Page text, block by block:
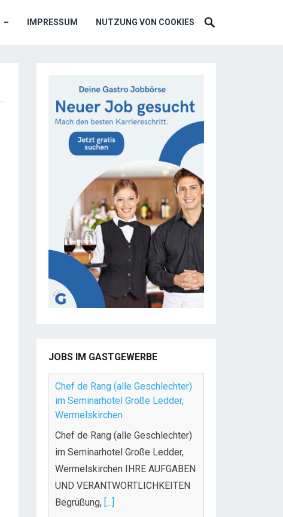
– IMPRESSUM NUTZUNG VON COOKIES
JOBS IM GASTGEWERBE
Chef de Rang (alle Geschlechter)
im Seminarhotel Große Ledder,
Wermelskirchen
Chef de Rang (alle Geschlechter)
im Seminarhotel Große Ledder,
Wermelskirchen IHRE AUFGABEN
UND VERANTWORTLICHKEITEN
Begrüßung, [...]